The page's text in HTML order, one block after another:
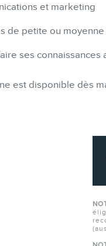
et marketing
de petite ou
ses connaissances
est disponible dès